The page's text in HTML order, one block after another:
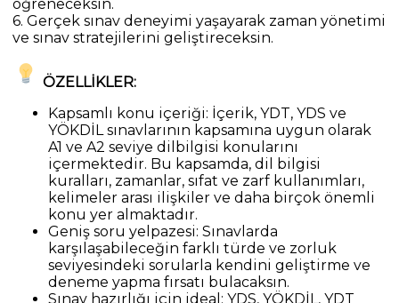
öğreneceksin.
6. Gerçek sınav deneyimi yaşayarak zaman yönetimi
ve sınav stratejilerini geliştireceksin.
ÖZELLİKLER:
Kapsamlı konu içeriği: İçerik, YDT, YDS ve
YÖKDİL sınavlarının kapsamına uygun olarak
A1 ve A2 seviye dilbilgisi konularını
içermektedir. Bu kapsamda, dil bilgisi
kuralları, zamanlar, sıfat ve zarf kullanımları,
kelimeler arası ilişkiler ve daha birçok önemli
konu yer almaktadır.
Geniş soru yelpazesi: Sınavlarda
karşılaşabileceğin farklı türde ve zorluk
seviyesindeki sorularla kendini geliştirme ve
deneme yapma fırsatı bulacaksın.
Sınav hazırlığı için ideal: YDS, YÖKDİL, YDT